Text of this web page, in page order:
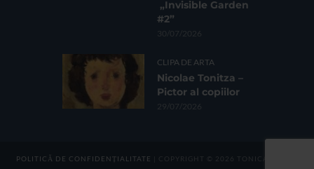
„Invisible Garden
#2”
30/07/2026
CLIPA DE ARTA
Nicolae Tonitza –
Pictor al copiilor
29/07/2026
POLITICĂ DE CONFIDENȚIALITATE | COPYRIGHT © 2026 TONICA GROUP